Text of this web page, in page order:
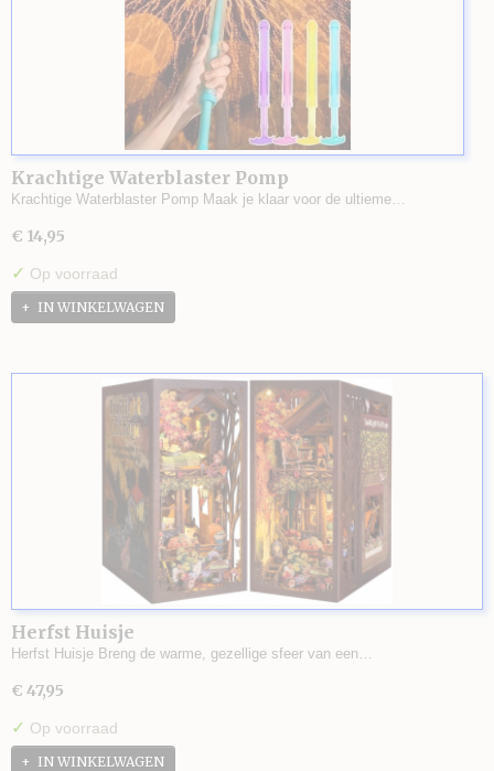
Krachtige Waterblaster Pomp
Krachtige Waterblaster Pomp Maak je klaar voor de ultieme…
€ 14,95
✓ Op voorraad
IN WINKELWAGEN
Herfst Huisje
Herfst Huisje Breng de warme, gezellige sfeer van een…
€ 47,95
✓ Op voorraad
IN WINKELWAGEN